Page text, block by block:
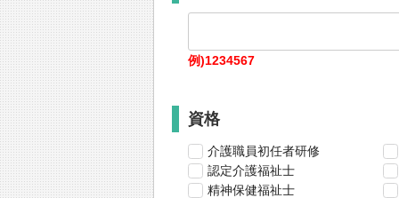
例)1234567
資格
介護職員初任者研修
認定介護福祉士
精神保健福祉士